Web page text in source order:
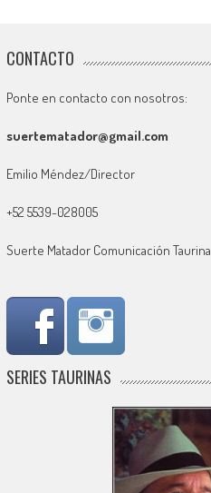
CONTACTO
Ponte en contacto con nosotros:
suertematador@gmail.com
Emilio Méndez/Director
+52 5539-028005
Suerte Matador Comunicación Taurina
SERIES TAURINAS